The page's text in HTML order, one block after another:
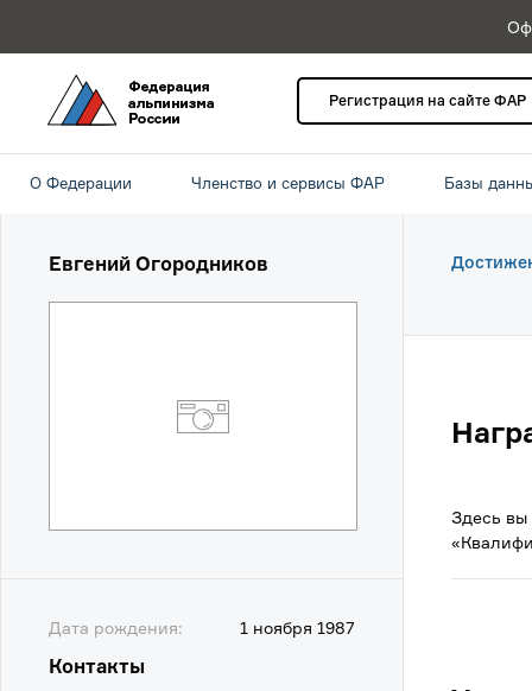
Регистрация на сайте ФАР
О Федерации Членство и сервисы ФАР Базы
Евгений Огородников
Дата рождения: 1 ноября 1987
Контакты
Здесь вы